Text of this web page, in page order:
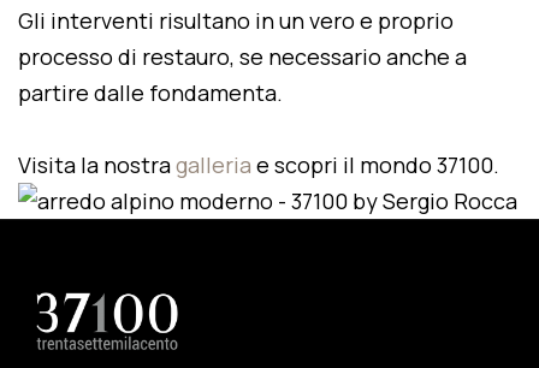
Gli interventi risultano in un vero e proprio
processo di restauro, se necessario anche a
partire dalle fondamenta.
Visita la nostragalleria e scopri il mondo 37100.